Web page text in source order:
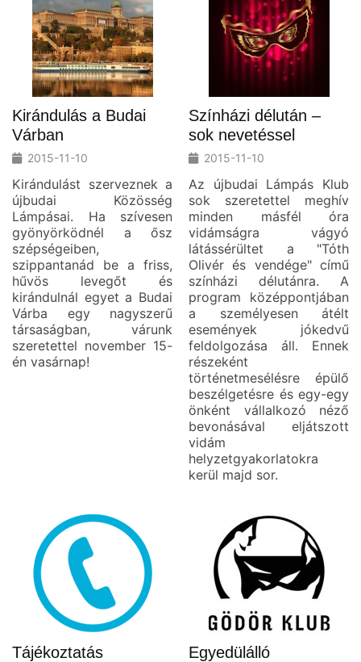
Kirándulás a Budai
Várban
2015-11-10
Kirándulást szerveznek a
újbudai Közösség
Lámpásai. Ha szívesen
gyönyörködnél a ősz
szépségeiben,
szippantanád be a friss,
hűvös levegőt és
kirándulnál egyet a Budai
Várba egy nagyszerű
társaságban, várunk
szeretettel november 15-
én vasárnap!
Színházi délután –
sok nevetéssel
2015-11-10
Az újbudai Lámpás Klub
sok szeretettel meghív
minden másfél óra
vidámságra vágyó
látássérültet a "Tóth
Olivér és vendége" című
színházi délutánra. A
program középpontjában
a személyesen átélt
események jókedvű
feldolgozása áll. Ennek
részeként
történetmesélésre épülő
beszélgetésre és egy-egy
önként vállalkozó néző
bevonásával eljátszott
vidám
helyzetgyakorlatokra
kerül majd sor.
Tájékoztatás
Egyedülálló